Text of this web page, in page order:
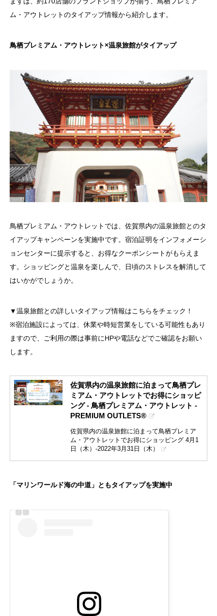
ム・アウトレットのタイアップ情報から紹介します。
鳥栖プレミアム・アウトレット×温泉旅館がタイアップ
鳥栖プレミアム・アウトレットでは、佐賀県内の温泉旅館とのタ
イアップキャンペーンを実施中です。宿泊証明をインフォメーシ
ョンセンターに提示すると、お得なクーポンシートがもらえま
す。ショッピングと温泉を楽しんで、日頃のストレスを解消して
はいかがでしょうか。
▼温泉旅館との詳しいタイアップ情報はこちらをチェック！
※宿泊施設によっては、休業や時短営業をしている可能性もあり
ますので、ご利用の際は事前にHPや電話などでご確認をお願い
します。
佐賀県内の温泉旅館に泊まって鳥栖プレ
ミアム・アウトレットでお得にショッピ
ング - 鳥栖プレミアム・アウトレット -
PREMIUM OUTLETS®
佐賀県内の温泉旅館に泊まって鳥栖プレミア
ム・アウトレットでお得にショッピング 4月1
日（木）-2022年3月31日（木）
「マリンワールド海の中道」ともタイアップを実施中